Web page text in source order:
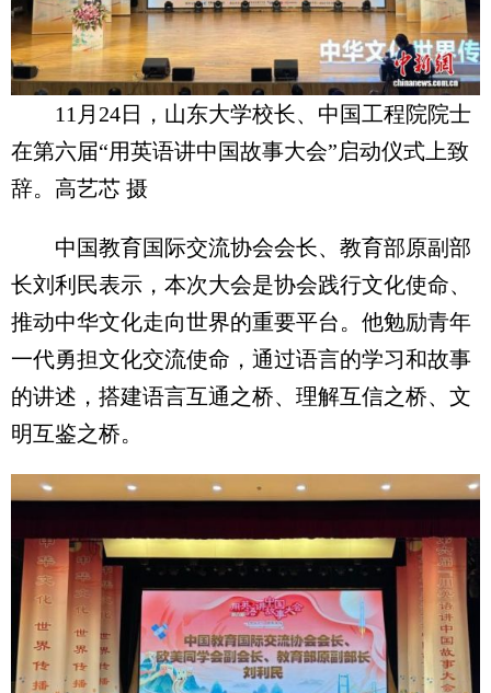
11月24日，山东大学校长、中国工程院院士
在第六届“用英语讲中国故事大会”启动仪式上致
辞。高艺芯 摄
中国教育国际交流协会会长、教育部原副部
长刘利民表示，本次大会是协会践行文化使命、
推动中华文化走向世界的重要平台。他勉励青年
一代勇担文化交流使命，通过语言的学习和故事
的讲述，搭建语言互通之桥、理解互信之桥、文
明互鉴之桥。